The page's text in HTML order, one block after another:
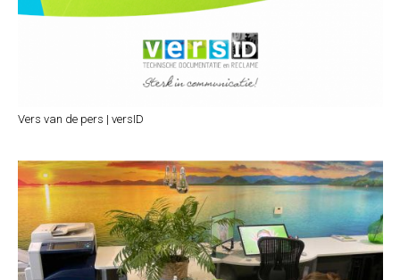
Vers van de pers | versID